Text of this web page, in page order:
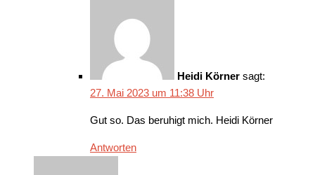
Heidi Körner sagt:
27. Mai 2023 um 11:38 Uhr
Gut so. Das beruhigt mich. Heidi Körner
Antworten